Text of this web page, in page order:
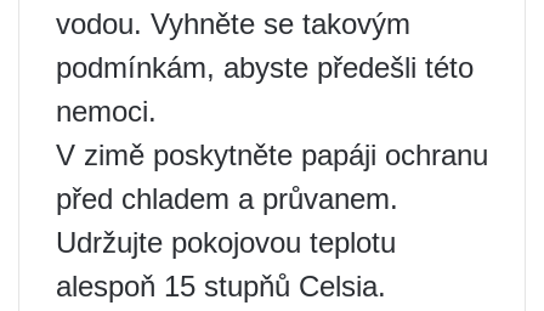
vodou. Vyhněte se takovým
podmínkám, abyste předešli této
nemoci.
V zimě poskytněte papáji ochranu
před chladem a průvanem.
Udržujte pokojovou teplotu
alespoň 15 stupňů Celsia.